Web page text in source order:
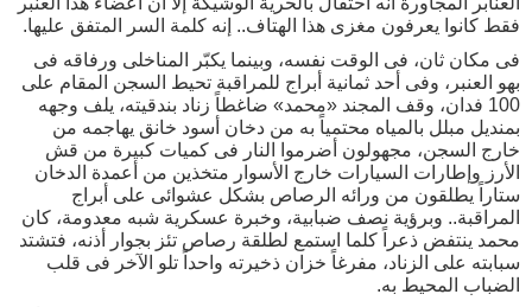
فقط كانوا يعرفون مغزى هذا الهتاف.. إنه كلمة السر المتفق عليها.
فى مكان ثان، فى الوقت نفسه، وبينما يكبّر المناخلى ورفاقه فى
بهو العنبر، وفى أحد ثمانية أبراج للمراقبة تحيط السجن المقام على
100 فدان، وقف المجند «محمد» ضاغطاً زناد بندقيته، يلف وجهه
بمنديل مبلل بالمياه محتمياً به من دخان أسود خانق يهاجمه من
خارج السجن، مجهولون أضرموا النار فى كميات كبيرة من قش
الأرز وإطارات السيارات خارج الأسوار متخذين من أعمدة الدخان
ستاراً يطلقون من ورائه الرصاص بشكل عشوائى على أبراج
المراقبة.. وبرؤية نصف ضبابية، وخبرة عسكرية شبه معدومة، كان
محمد ينتفض ذعراً كلما استمع لطلقة رصاص تئز بجوار أذنه، فتشتد
سبابته على الزناد، مفرغاً خزان ذخيرته واحداً تلو الآخر فى قلب
الضباب المحيط به.